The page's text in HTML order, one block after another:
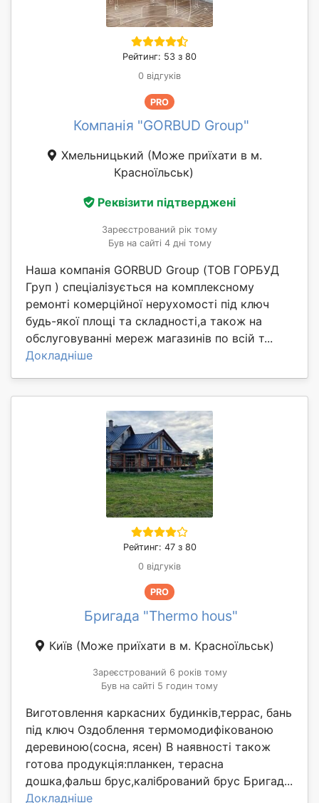
Рейтинг: 53 з 80
0 відгуків
PRO
Компанія "GORBUD Group"
Хмельницький (Може приїхати в м.
Красноїльськ)
Реквізити підтверджені
Зареєстрований рік тому
Був на сайті 4 дні тому
Наша компанія GORBUD Group (ТОВ ГОРБУД
Груп ) спеціалізується на комплексному
ремонті комерційної нерухомості під ключ
будь-якої площі та складності,а також на
обслуговуванні мереж магазинів по всій т...
Докладніше
Рейтинг: 47 з 80
0 відгуків
PRO
Бригада "Thermo hous"
Київ (Може приїхати в м. Красноїльськ)
Зареєстрований 6 років тому
Був на сайті 5 годин тому
Виготовлення каркасних будинків,террас, бань
під ключ Оздоблення термомодифікованою
деревиною(сосна, ясен) В наявності також
готова продукція:планкен, терасна
дошка,фальш брус,калібрований брус Бригад...
Докладніше